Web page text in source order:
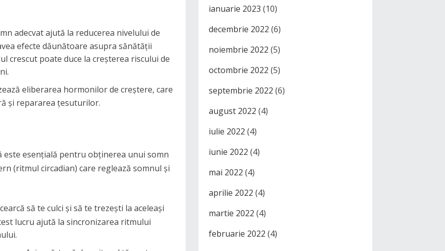
adecvat ajută la reducerea nivelului de
efecte dăunătoare asupra sănătății
crescut poate duce la creșterea riscului de
eliberarea hormonilor de creștere, care
și repararea țesuturilor.
esențială pentru obținerea unui somn
(ritmul circadian) care reglează somnul și
să te culci și să te trezești la aceleași
lucru ajută la sincronizarea ritmului
ianuarie 2023 (10)
decembrie 2022 (6)
noiembrie 2022 (5)
octombrie 2022 (5)
septembrie 2022 (6)
august 2022 (4)
iulie 2022 (4)
iunie 2022 (4)
mai 2022 (4)
aprilie 2022 (4)
martie 2022 (4)
februarie 2022 (4)